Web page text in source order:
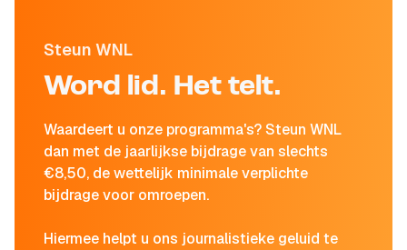
Steun WNL
Word lid. Het telt.
Waardeert u onze programma's? Steun WNL
dan met de jaarlijkse bijdrage van slechts
€8,50, de wettelijk minimale verplichte
bijdrage voor omroepen.
Hiermee helpt u ons journalistieke geluid te